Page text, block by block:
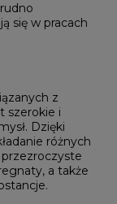
się w pracach
z
szerokie i
Dzięki
różnych
a także